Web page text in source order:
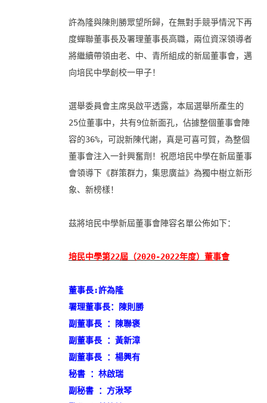
許為隆與陳則勝眾望所歸， 在無對手競爭情況下再
度蟬聯董事長及署理董事長高職， 兩位資深領導者
將繼續帶領由老、中、青所組成的新屆董事會， 邁
向培民中學創校一甲子！
選舉委員會主席吳啟平透露，本屆選舉所產生的
25位董事中， 共有9位新面孔，佔據整個董事會陣
容的36%，可說新陳代謝， 真是可喜可賀，為整個
董事會注入一針興奮劑！ 祝愿培民中學在新屆董事
會領導下《群策群力，集思廣益》 為獨中樹立新形
象、新榜樣！
茲將培民中學新屆董事會陣容名單公佈如下：
培民中學第22屆（2020-2022年度）董事會
董事長:許為隆
署理董事長：陳則勝
副董事長 ：陳聯褒
副董事長 ：黃新漳
副董事長 ：楊興有
秘書 ：林啟瑞
副秘書 ：方湫琴